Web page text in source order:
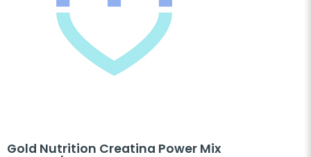
Gold Nutrition Creatina Power Mix